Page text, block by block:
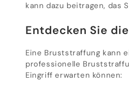
kann dazu beitragen, das
Entdecken Sie
Eine Bruststraffung kann
professionelle
Eingriff erwarten können: